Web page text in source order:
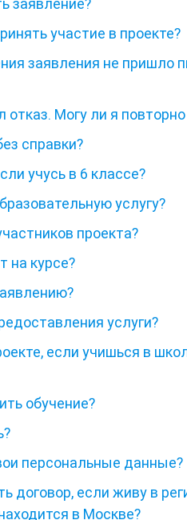
участие в проекте?
заявления не пришло
отказ. Могу ли я
справки?
учусь в 6 классе?
услугу?
проекта?
на курсе?
услуги?
если учишься в
обучение?
персональные данные?
договор, если живу в
в Москве?